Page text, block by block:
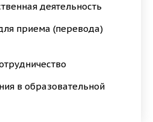
деятельность
приема (перевода)
в образовательной